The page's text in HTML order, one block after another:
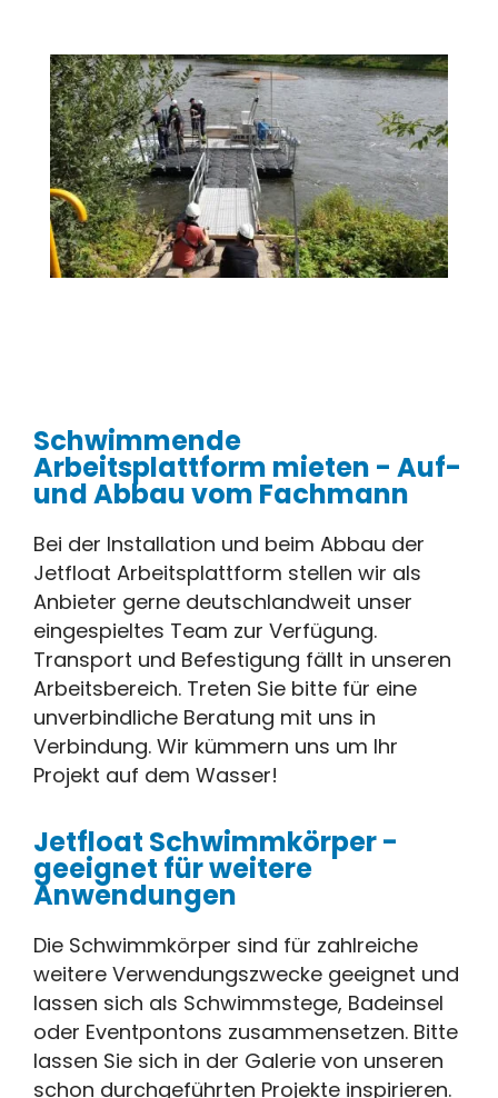
Schwimmende
Arbeitsplattform mieten - Auf-
und Abbau vom Fachmann
Bei der Installation und beim Abbau der
Jetfloat Arbeitsplattform stellen wir als
Anbieter gerne deutschlandweit unser
eingespieltes Team zur Verfügung.
Transport und Befestigung fällt in unseren
Arbeitsbereich. Treten Sie bitte für eine
unverbindliche Beratung mit uns in
Verbindung. Wir kümmern uns um Ihr
Projekt auf dem Wasser!
Jetfloat Schwimmkörper -
geeignet für weitere
Anwendungen
Die Schwimmkörper sind für zahlreiche
weitere Verwendungszwecke geeignet und
lassen sich als Schwimmstege, Badeinsel
oder Eventpontons zusammensetzen. Bitte
lassen Sie sich in der Galerie von unseren
schon durchgeführten Projekte inspirieren.